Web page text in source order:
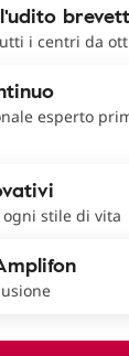
i centri da
esperto
stile di vita